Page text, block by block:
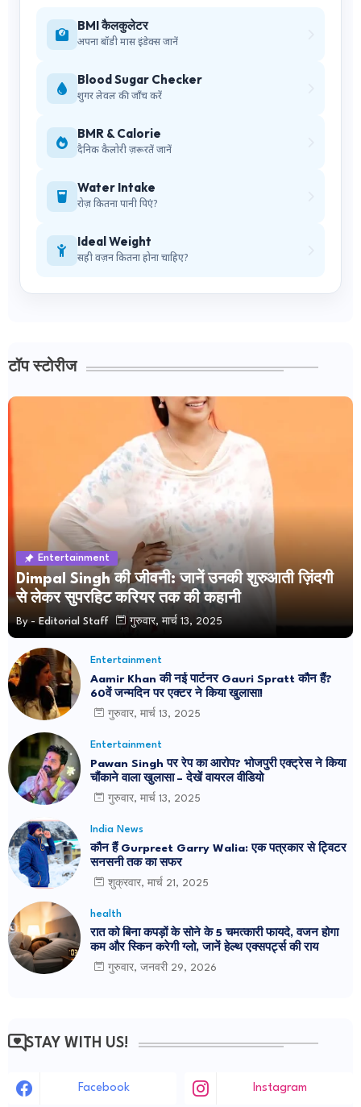
BMI कैलकुलेटर
अपना बॉडी मास इंडेक्स जानें
Blood Sugar Checker
शुगर लेवल की जाँच करें
BMR & Calorie
दैनिक कैलोरी ज़रूरतें जानें
Water Intake
रोज़ कितना पानी पिएं?
Ideal Weight
सही वज़न कितना होना चाहिए?
टॉप स्टोरीज
Entertainment
Dimpal Singh की जीवनी: जानें उनकी शुरुआती ज़िंदगी
से लेकर सुपरहिट करियर तक की कहानी
By - Editorial Staff गुरुवार, मार्च 13, 2025
Entertainment
Aamir Khan की नई पार्टनर Gauri Spratt कौन हैं?
60वें जन्मदिन पर एक्टर ने किया खुलासा!
गुरुवार, मार्च 13, 2025
Entertainment
Pawan Singh पर रेप का आरोप? भोजपुरी एक्ट्रेस ने किया
चौंकाने वाला खुलासा – देखें वायरल वीडियो
गुरुवार, मार्च 13, 2025
India News
कौन हैं Gurpreet Garry Walia: एक पत्रकार से ट्विटर
सनसनी तक का सफर
शुक्रवार, मार्च 21, 2025
health
रात को बिना कपड़ों के सोने के 5 चमत्कारी फायदे, वजन होगा
कम और स्किन करेगी ग्लो, जानें हेल्थ एक्सपर्ट्स की राय
गुरुवार, जनवरी 29, 2026
STAY WITH US!
Facebook Instagram